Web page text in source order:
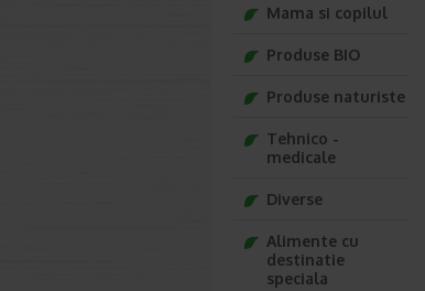
Mama si copilul
Produse BIO
Produse naturiste
Tehnico -
medicale
Diverse
Alimente cu
destinatie
speciala